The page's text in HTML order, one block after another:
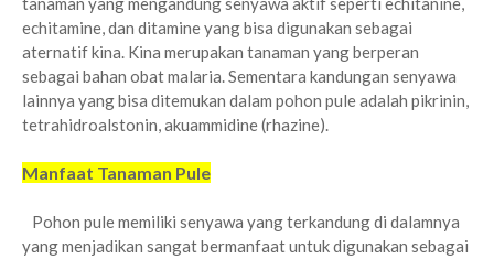
echitamine, dan ditamine yang bisa digunakan sebagai
aternatif kina. Kina merupakan tanaman yang berperan
sebagai bahan obat malaria. Sementara kandungan senyawa
lainnya yang bisa ditemukan dalam pohon pule adalah pikrinin,
tetrahidroalstonin, akuammidine (rhazine).
Manfaat Tanaman Pule
Pohon pule memiliki senyawa yang terkandung di dalamnya
yang menjadikan sangat bermanfaat untuk digunakan sebagai